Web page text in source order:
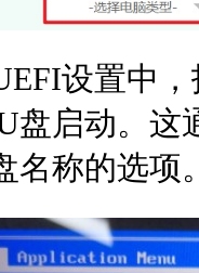
设置中
盘启动。这
名称的选项